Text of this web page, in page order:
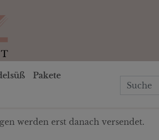
Pakete
werden erst danach versendet.